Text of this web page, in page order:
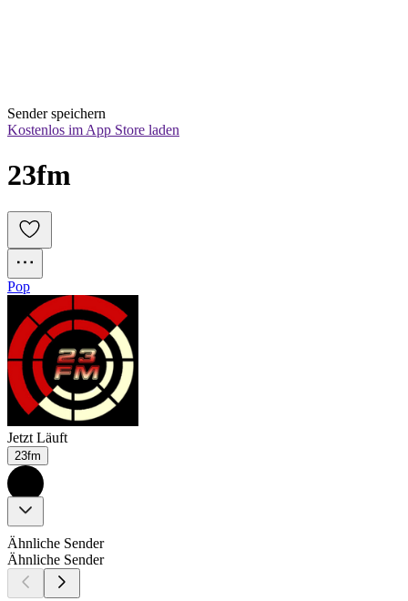
Sender speichern
Kostenlos im App Store laden
23fm
Pop
Jetzt Läuft
23fm
Ähnliche Sender
Ähnliche Sender